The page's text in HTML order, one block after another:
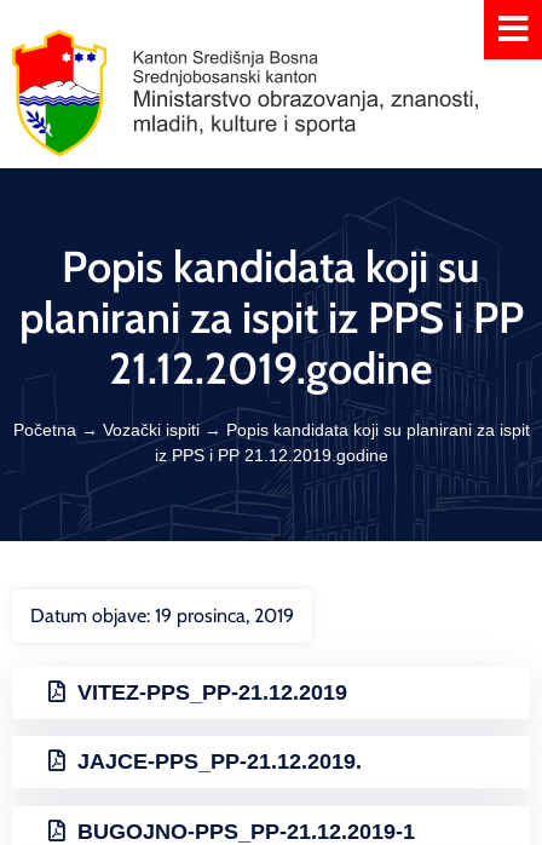
Popis kandidata koji su
planirani za ispit iz PPS i PP
21.12.2019.godine
Početna→ Vozački ispiti→ Popis kandidata koji su planirani za ispit
iz PPS i PP 21.12.2019.godine
Datum objave: 19 prosinca, 2019
VITEZ-PPS_PP-21.12.2019
JAJCE-PPS_PP-21.12.2019.
BUGOJNO-PPS_PP-21.12.2019-1